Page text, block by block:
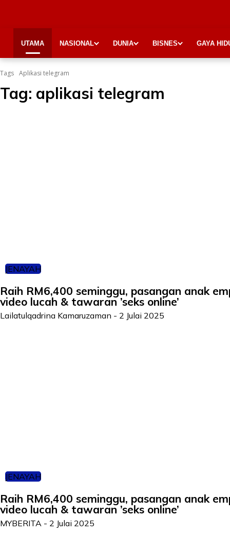
UTAMA NASIONAL DUNIA BISNES GAYA
Tags Aplikasi telegram
Tag: aplikasi telegram
JENAYAH
Raih RM6,400 seminggu, pasangan anak
video lucah & tawaran ’seks online’
Lailatulqadrina Kamaruzaman - 2 Julai 2025
JENAYAH
Raih RM6,400 seminggu, pasangan anak
video lucah & tawaran ’seks online’
MYBERITA - 2 Julai 2025